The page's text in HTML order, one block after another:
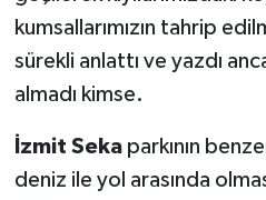
kumsallarımızın tahrip
sürekli anlattı ve yazdı
almadı kimse.
İzmit Sekaparkının
deniz ile yol arasında